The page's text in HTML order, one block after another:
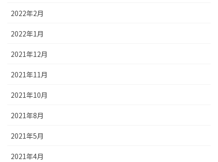
2022年2月
2022年1月
2021年12月
2021年11月
2021年10月
2021年8月
2021年5月
2021年4月